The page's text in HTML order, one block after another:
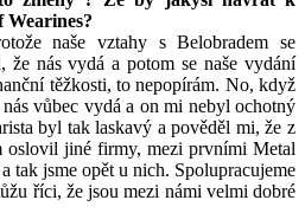
naše vztahy s Belobradem se
že nás vydá a potom se naše vydání
těžkosti, to nepopírám. No, když
vůbec vydá a on mi nebyl ochotný
byl tak laskavý a pověděl mi, že z
oslovil jiné firmy, mezi prvními Metal
tak jsme opět u nich. Spolupracujeme
říci, že jsou mezi námi velmi dobré